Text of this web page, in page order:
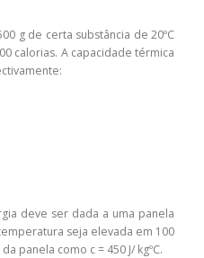
g de certa substância de 20ºC
calorias. A capacidade térmica
deve ser dada a uma panela
seja elevada em 100
panela como c = 450 J/ kgºC.